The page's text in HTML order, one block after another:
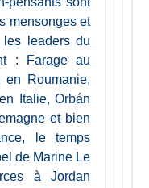
mensonges et
les leaders du
: Farage au
en Roumanie,
Italie, Orbán
et bien
le temps
de Marine Le
à Jordan